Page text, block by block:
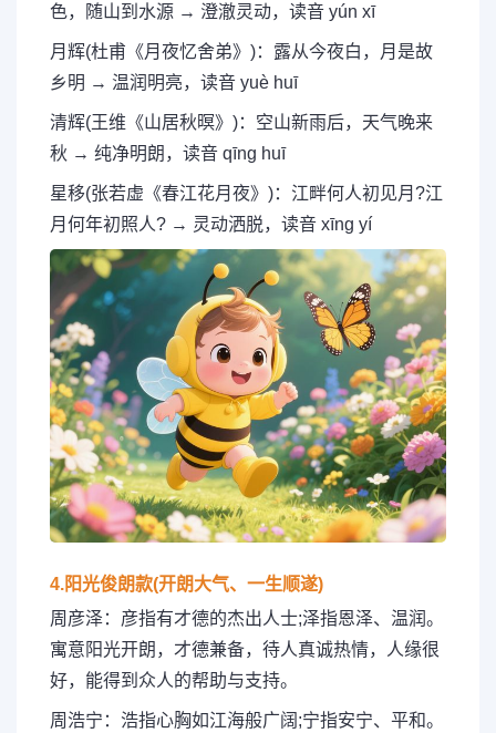
色，随山到水源 → 澄澈灵动，读音 yún xī
月辉(杜甫《月夜忆舍弟》)：露从今夜白，月是故
乡明 → 温润明亮，读音 yuè huī
清辉(王维《山居秋暝》)：空山新雨后，天气晚来
秋 → 纯净明朗，读音 qīng huī
星移(张若虚《春江花月夜》)：江畔何人初见月?江
月何年初照人? → 灵动洒脱，读音 xīng yí
4.阳光俊朗款(开朗大气、一生顺遂)
周彦泽：彦指有才德的杰出人士;泽指恩泽、温润。
寓意阳光开朗，才德兼备，待人真诚热情，人缘很
好，能得到众人的帮助与支持。
周浩宁：浩指心胸如江海般广阔;宁指安宁、平和。